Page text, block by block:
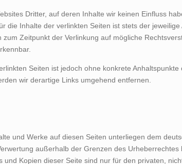
Dritter, auf deren Inhalte wir keinen Einfluss
die Inhalte der verlinkten Seiten ist stets der
Zeitpunkt der Verlinkung auf mögliche
Seiten ist jedoch ohne konkrete
wir derartige Links umgehend entfernen.
und Werke auf diesen Seiten unterliegen dem
außerhalb der Grenzen des
und Kopien dieser Seite sind nur für den privaten,